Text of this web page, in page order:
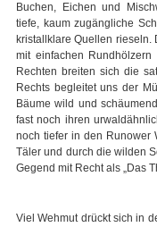
Buchen, Eichen und
tiefe, kaum zugängliche
kristallklare Quellen
mit einfachen
Rechten breiten sich die
Rechts begleitet uns der
Bäume wild und
fast noch ihren
noch tiefer in den Runower
Täler und durch die wilden
Gegend mit Recht als „Das
Viel Wehmut drückt sich in